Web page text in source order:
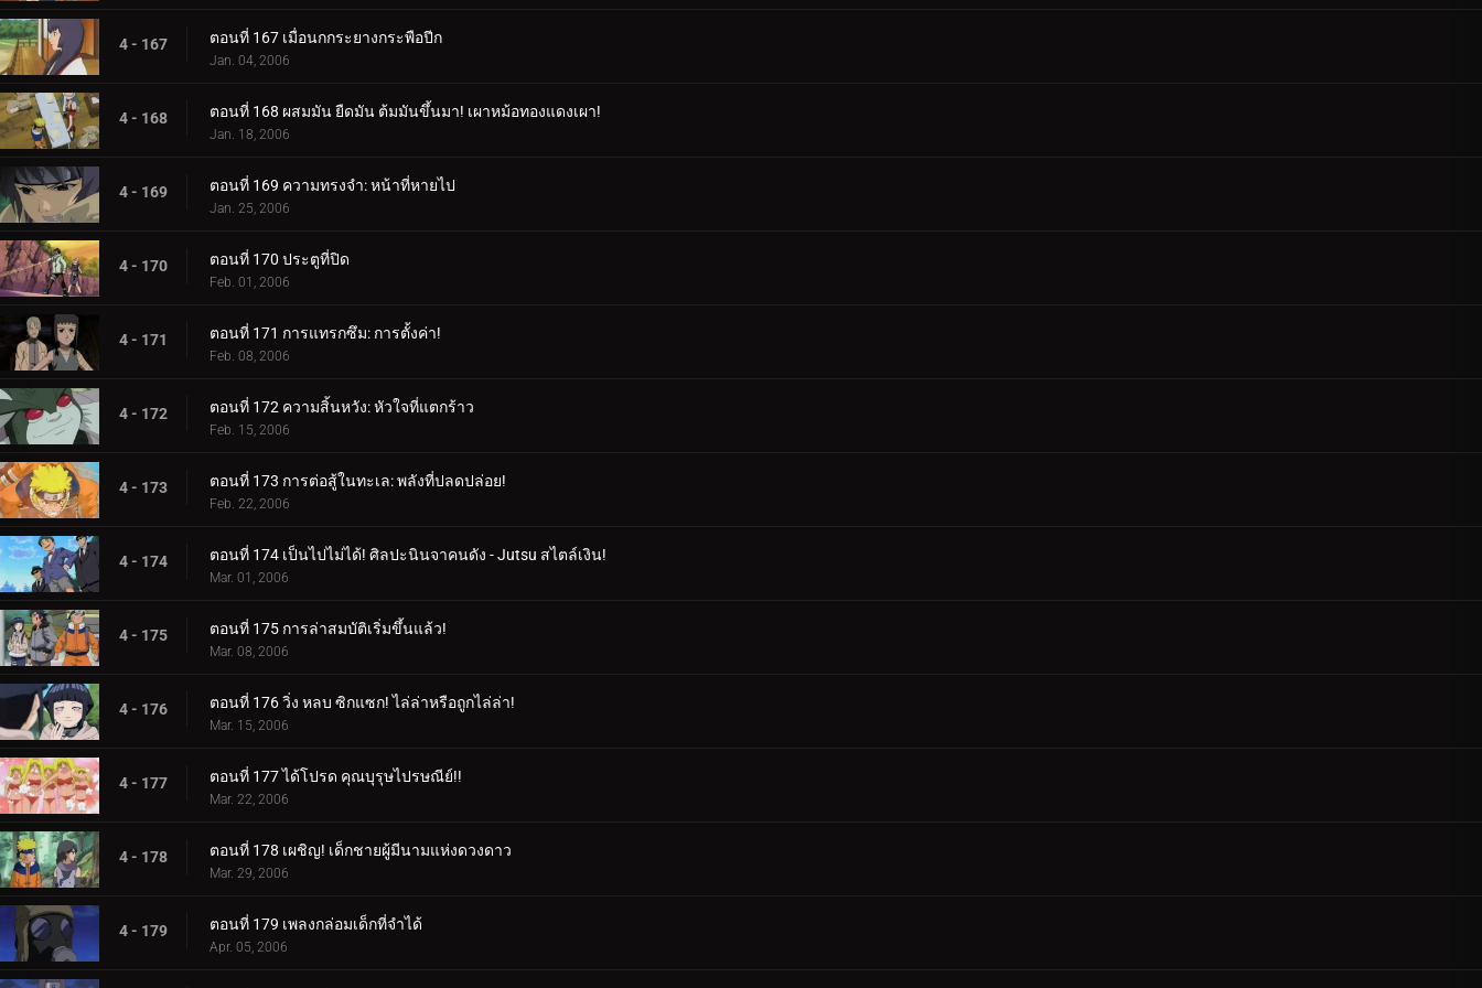
4 - 167 ตอนที่ 167 เมื่อนกกระยางกระพือปีก
Jan. 04, 2006
4 - 168 ตอนที่ 168 ผสมมัน ยืดมัน ต้มมันขึ้นมา! เผาหม้อทองแดงเผา!
Jan. 18, 2006
4 - 169 ตอนที่ 169 ความทรงจำ: หน้าที่หายไป
Jan. 25, 2006
4 - 170 ตอนที่ 170 ประตูที่ปิด
Feb. 01, 2006
4 - 171 ตอนที่ 171 การแทรกซึม: การตั้งค่า!
Feb. 08, 2006
4 - 172 ตอนที่ 172 ความสิ้นหวัง: หัวใจที่แตกร้าว
Feb. 15, 2006
4 - 173 ตอนที่ 173 การต่อสู้ในทะเล: พลังที่ปลดปล่อย!
Feb. 22, 2006
4 - 174 ตอนที่ 174 เป็นไปไม่ได้! ศิลปะนินจาคนดัง - Jutsu สไตล์เงิน!
Mar. 01, 2006
4 - 175 ตอนที่ 175 การล่าสมบัติเริ่มขึ้นแล้ว!
Mar. 08, 2006
4 - 176 ตอนที่ 176 วิ่ง หลบ ซิกแซก! ไล่ล่าหรือถูกไล่ล่า!
Mar. 15, 2006
4 - 177 ตอนที่ 177 ได้โปรด คุณบุรุษไปรษณีย์!!
Mar. 22, 2006
4 - 178 ตอนที่ 178 เผชิญ! เด็กชายผู้มีนามแห่งดวงดาว
Mar. 29, 2006
4 - 179 ตอนที่ 179 เพลงกล่อมเด็กที่จำได้
Apr. 05, 2006